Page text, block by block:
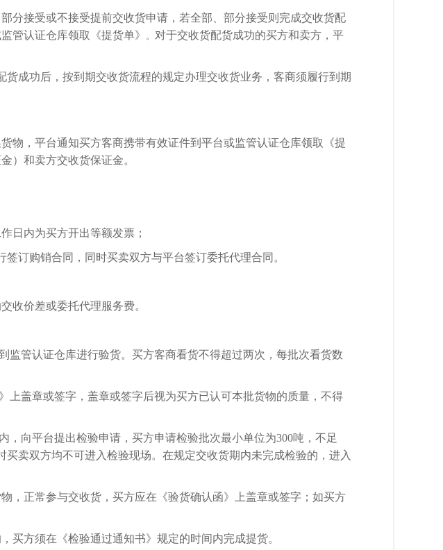
分接受或不接受提前交收货申请，若全部、部分接受则完成交收货配
管认证仓库领取《提货单》
。 对于交收货配货成功的买方和卖方，平
成功后，按到期交收货流程的规定办理交收货业务，客商须履行到期
物，平台通知买方客商携带有效证件到平台或监管认证仓库领取《提
）和卖方交收货保证金。
日内为买方开出等额发票；
订购销合同，同时买卖双方与平台签订委托代理合同。
收价差或委托代理服务费。
监管认证仓库进行验货。买方客商看货不得超过两次，每批次看货数
上盖章或签字，盖章或签字后视为买方已认可本批货物的质量，不得
向平台提出检验申请，买方申请检验批次最小单位为300吨，不足
卖双方均不可进入检验现场。在规定交收货期内未完成检验的，进入
，正常参与交收货，买方应在《验货确认函》上盖章或签字；如买方
买方须在《检验通过通知书》规定的时间内完成提货。